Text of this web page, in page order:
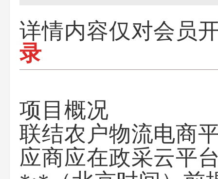
详情内容仅对会员
录
项目概况
联结农户物流电商
应商应在政采云平